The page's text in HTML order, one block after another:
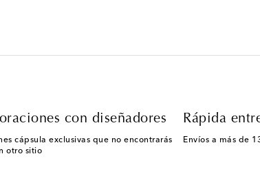
con diseñadores
cápsula exclusivas que no encontrarás
otro sitio
Rápida
Envíos a más de